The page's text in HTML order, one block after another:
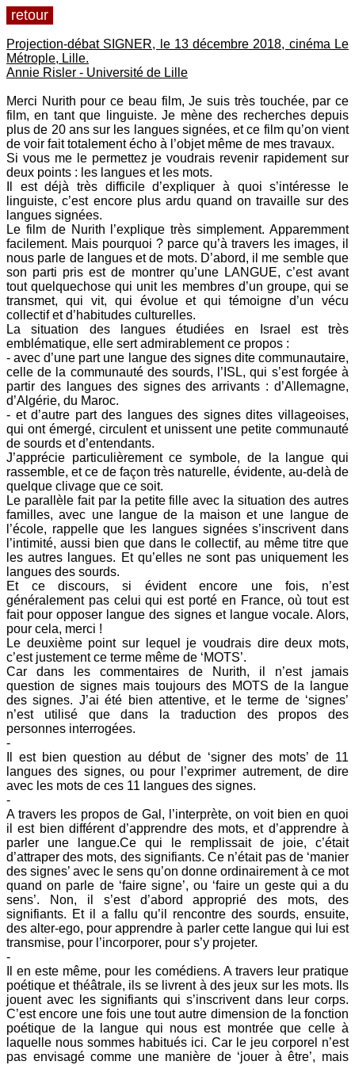
retour
Projection-débat SIGNER, le 13 décembre 2018, cinéma Le
Métrople, Lille.
Annie Risler - Université de Lille
Merci Nurith pour ce beau film, Je suis très touchée, par ce
film, en tant que linguiste. Je mène des recherches depuis
plus de 20 ans sur les langues signées, et ce film qu’on vient
de voir fait totalement écho à l’objet même de mes travaux.
Si vous me le permettez je voudrais revenir rapidement sur
deux points : les langues et les mots.
Il est déjà très difficile d’expliquer à quoi s’intéresse le
linguiste, c’est encore plus ardu quand on travaille sur des
langues signées.
Le film de Nurith l’explique très simplement. Apparemment
facilement. Mais pourquoi ? parce qu’à travers les images, il
nous parle de langues et de mots. D’abord, il me semble que
son parti pris est de montrer qu’une LANGUE, c’est avant
tout quelquechose qui unit les membres d’un groupe, qui se
transmet, qui vit, qui évolue et qui témoigne d’un vécu
collectif et d’habitudes culturelles.
La situation des langues étudiées en Israel est très
emblématique, elle sert admirablement ce propos :
- avec d’une part une langue des signes dite communautaire,
celle de la communauté des sourds, l’ISL, qui s’est forgée à
partir des langues des signes des arrivants : d’Allemagne,
d’Algérie, du Maroc.
- et d’autre part des langues des signes dites villageoises,
qui ont émergé, circulent et unissent une petite communauté
de sourds et d’entendants.
J’apprécie particulièrement ce symbole, de la langue qui
rassemble, et ce de façon très naturelle, évidente, au-delà de
quelque clivage que ce soit.
Le parallèle fait par la petite fille avec la situation des autres
familles, avec une langue de la maison et une langue de
l’école, rappelle que les langues signées s’inscrivent dans
l’intimité, aussi bien que dans le collectif, au même titre que
les autres langues. Et qu’elles ne sont pas uniquement les
langues des sourds.
Et ce discours, si évident encore une fois, n’est
généralement pas celui qui est porté en France, où tout est
fait pour opposer langue des signes et langue vocale. Alors,
pour cela, merci !
Le deuxième point sur lequel je voudrais dire deux mots,
c’est justement ce terme même de ‘MOTS’.
Car dans les commentaires de Nurith, il n’est jamais
question de signes mais toujours des MOTS de la langue
des signes. J’ai été bien attentive, et le terme de ‘signes’
n’est utilisé que dans la traduction des propos des
personnes interrogées.
-
Il est bien question au début de ‘signer des mots’ de 11
langues des signes, ou pour l’exprimer autrement, de dire
avec les mots de ces 11 langues des signes.
-
A travers les propos de Gal, l’interprète, on voit bien en quoi
il est bien différent d’apprendre des mots, et d’apprendre à
parler une langue.Ce qui le remplissait de joie, c’était
d’attraper des mots, des signifiants. Ce n’était pas de ‘manier
des signes’ avec le sens qu’on donne ordinairement à ce mot
quand on parle de ‘faire signe’, ou ‘faire un geste qui a du
sens’. Non, il s’est d’abord approprié des mots, des
signifiants. Et il a fallu qu’il rencontre des sourds, ensuite,
des alter-ego, pour apprendre à parler cette langue qui lui est
transmise, pour l’incorporer, pour s’y projeter.
-
Il en este même, pour les comédiens. A travers leur pratique
poétique et théâtrale, ils se livrent à des jeux sur les mots. Ils
jouent avec les signifiants qui s’inscrivent dans leur corps.
C’est encore une fois une tout autre dimension de la fonction
poétique de la langue qui nous est montrée que celle à
laquelle nous sommes habitués ici. Car le jeu corporel n’est
pas envisagé comme une manière de ‘jouer à être’, mais